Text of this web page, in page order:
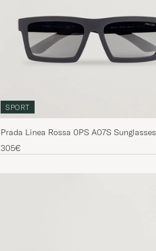
SPORT
Prada Linea Rossa 0PS A07S Sunglasses
Grey/Black
305€